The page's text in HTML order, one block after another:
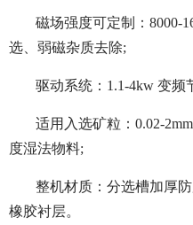
磁场强度可定制：8000-
选、弱磁杂质去除;
驱动系统：1.1-4kw 变频
适用入选矿粒：0.02-
度湿法物料;
整机材质：分选槽加厚
橡胶衬层。